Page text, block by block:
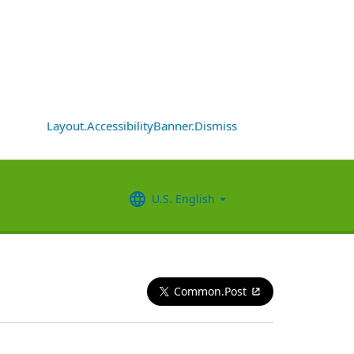
Layout.AccessibilityBanner.Dismiss
U.S. English
Common.Post